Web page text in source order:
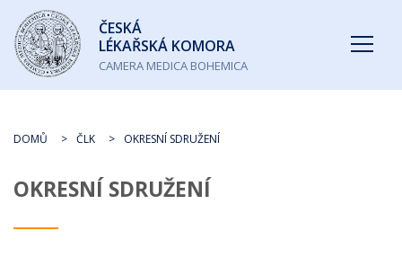
Česká
lékařská
komora
ČESKÁ
LÉKAŘSKÁ KOMORA
CAMERA MEDICA BOHEMICA
DOMŮ ČLK OKRESNÍ SDRUŽENÍ
OKRESNÍ SDRUŽENÍ